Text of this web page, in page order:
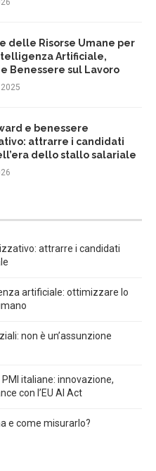
delle Risorse Umane per
Artificiale,
Benessere sul Lavoro
e benessere
attrarre i candidati
dello stallo salariale
attrarre i candidati
artificiale: ottimizzare lo
non è un’assunzione
PMI italiane: innovazione,
con l’EU AI Act
e come misurarlo?